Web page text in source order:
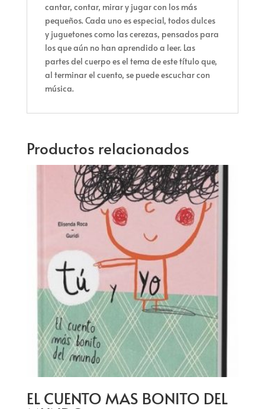
cantar, contar, mirar y jugar con los más
pequeños. Cada uno es especial, todos dulces
y juguetones como las cerezas, pensados para
los que aún no han aprendido a leer. Las
partes del cuerpo es el tema de este título que,
al terminar el cuento, se puede escuchar con
música.
Productos relacionados
EL CUENTO MAS BONITO DEL